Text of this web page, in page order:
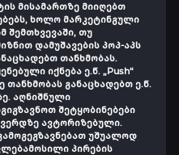
მისამართზე მიიღებთ
ხოლო მარკეტინგული
შემთხვევაში, თუ
დამუშავების პოპ-აპს
თანხმობას.
იქნება ე.წ. „Push“
თანხმობას განაცხადებთ ე.წ.
აღნიშნული
შეტყობინებები
ავტორიზებული.
უშუალოდ
პირების